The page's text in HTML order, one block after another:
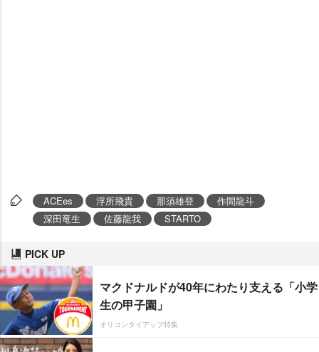
ACEes 浮所飛貴 那須雄登
作間龍斗
深田竜生
佐藤龍我 STARTO
PICK UP
マクドナルドが40年にわたり支える「小学
生の甲子園」
オリコンタイアップ特集